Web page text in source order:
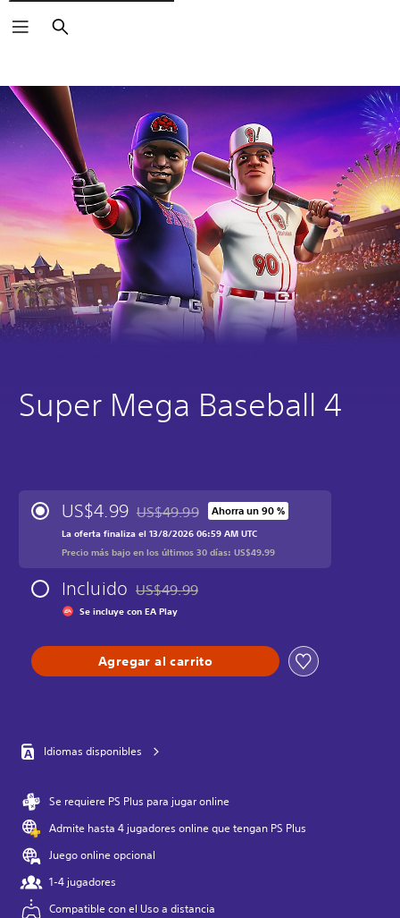
Buscar
Super Mega Baseball 4
US$4.99 Rebajado del precio original de US$49.99
US$49.99 Ahorra un 90 %
La oferta finaliza el 13/8/2026 06:59 AM UTC
Precio más bajo en los últimos 30 días: US$49.99
Incluido Rebajado del precio original de US$49.99
US$49.99
Se incluye con EA Play
Agregar al carrito
Idiomas disponibles
Se requiere PS Plus para jugar online
Admite hasta 4 jugadores online que tengan PS Plus
Juego online opcional
1-4 jugadores
Compatible con el Uso a distancia